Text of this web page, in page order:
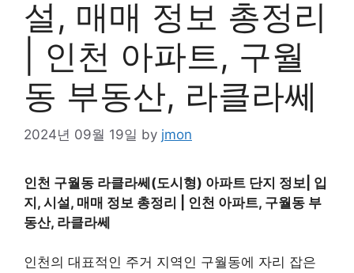
설, 매매 정보 총정리
| 인천 아파트, 구월
동 부동산, 라클라쎄
2024년 09월 19일 by jmon
인천 구월동 라클라쎄(도시형) 아파트 단지 정보| 입
지, 시설, 매매 정보 총정리 | 인천 아파트, 구월동 부
동산, 라클라쎄
인천의 대표적인 주거 지역인 구월동에 자리 잡은